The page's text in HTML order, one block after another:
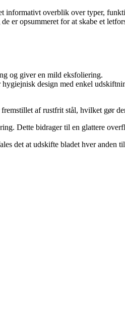
informativt overblik over typer,
er opsummeret for at skabe et
og giver en mild eksfoliering.
design med enkel
af rustfrit stål, hvilket gør
Dette bidrager til en glattere
det at udskifte bladet hver anden